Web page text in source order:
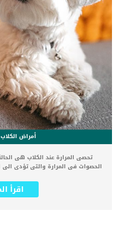
أمراض الكلاب
تحصى المرارة عند الكلاب هى
الحصوات فى المرارة والتى تؤدى
واعاقة عملية الهضم. تتكون حصوات
أخرى. كما يطلق عليها البعض تحصى
اقرأ